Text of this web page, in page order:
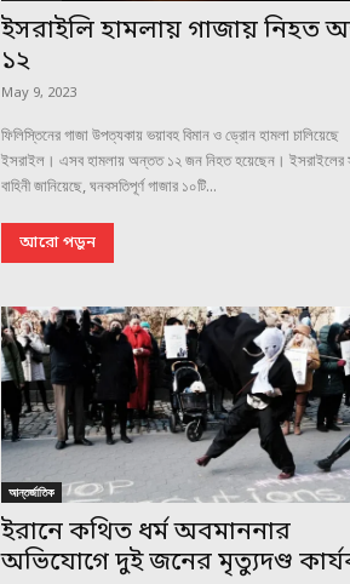
ইসরাইলি হামলায় গাজায় নিহত
১২
May 9, 2023
ফিলিস্তিনের গাজা উপত্যকায় ভয়াবহ বিমান ও ড্রোন হামলা চালিয়েছে
ইসরাইল। এসব হামলায় অন্তত ১২ জন নিহত হয়েছেন। ইসরাইলের
বাহিনী জানিয়েছে, ঘনবসতিপূর্ণ গাজার ১০টি...
আরো পড়ুন
আন্তর্জাতিক
ইরানে কথিত ধর্ম অবমাননার
অভিযোগে দুই জনের মৃত্যুদণ্ড